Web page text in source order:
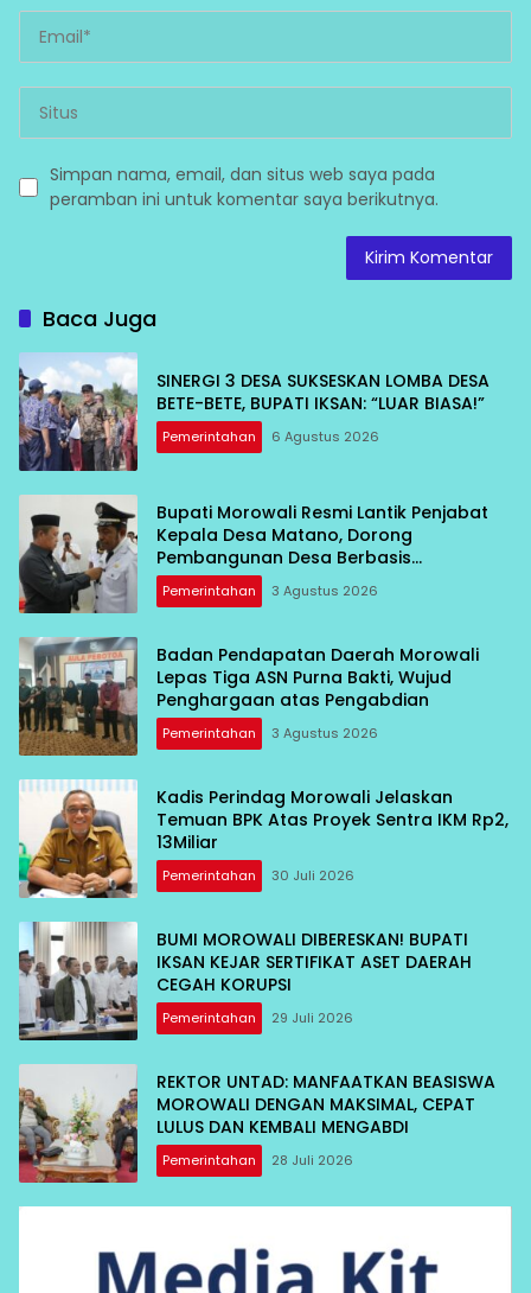
Simpan nama, email, dan situs web saya pada
peramban ini untuk komentar saya berikutnya.
Baca Juga
SINERGI 3 DESA SUKSESKAN LOMBA DESA
BETE-BETE, BUPATI IKSAN: “LUAR BIASA!”
Pemerintahan 6 Agustus 2026
Bupati Morowali Resmi Lantik Penjabat
Kepala Desa Matano, Dorong
Pembangunan Desa Berbasis
Kebersamaan
Pemerintahan 3 Agustus 2026
Badan Pendapatan Daerah Morowali
Lepas Tiga ASN Purna Bakti, Wujud
Penghargaan atas Pengabdian
Pemerintahan 3 Agustus 2026
Kadis Perindag Morowali Jelaskan
Temuan BPK Atas Proyek Sentra IKM Rp2,
13Miliar
Pemerintahan 30 Juli 2026
BUMI MOROWALI DIBERESKAN! BUPATI
IKSAN KEJAR SERTIFIKAT ASET DAERAH
CEGAH KORUPSI
Pemerintahan 29 Juli 2026
REKTOR UNTAD: MANFAATKAN BEASISWA
MOROWALI DENGAN MAKSIMAL, CEPAT
LULUS DAN KEMBALI MENGABDI
Pemerintahan 28 Juli 2026